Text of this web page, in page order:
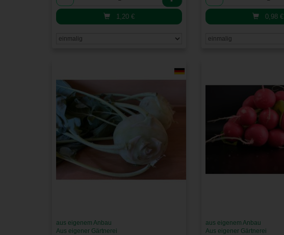
1,20 € 0,98€
aus eigenem Anbau
Aus eigener Gärtnerei
aus eigenem Anbau
Aus eigener Gärtnerei